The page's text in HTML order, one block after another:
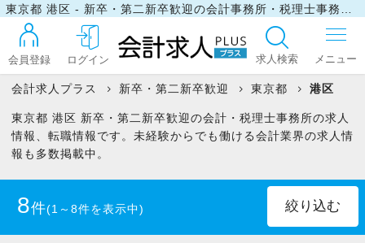
会員登録 ログイン 求人検索
ログイン
会計求人プラス 新卒・第二新卒歓迎 東京都 港区
東京都 港区 新卒・第二新卒歓迎の会計・税理士事務所の求人
情報、転職情報です。未経験からでも働ける会計業界の求人情
報も多数掲載中。
8件(1～8件を表示中)